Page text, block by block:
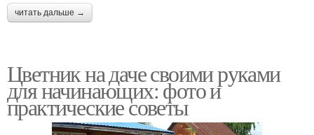
читать дальше →
Цветник на даче своими руками
для начинающих: фото и
практические советы